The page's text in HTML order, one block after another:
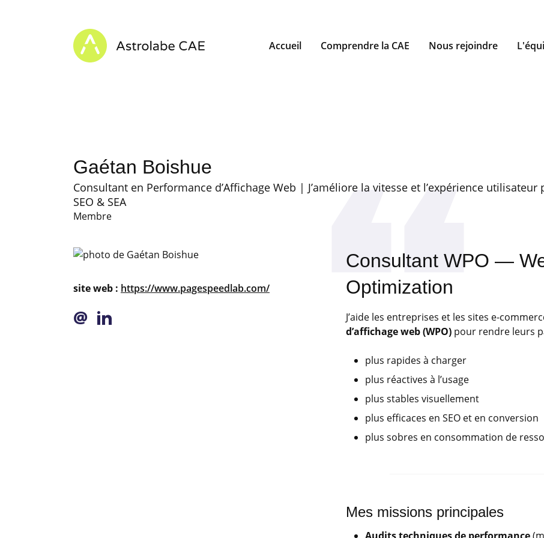
Astrolabe CAE - Home
Accueil Comprendre la CAE Nous rejoindre
Gaétan Boishue
Consultant en Performance d’Affichage Web | J’améliore la vitesse et l’expérience
SEO & SEA
Membre
site web : https://www.pagespeedlab.com/
@
Consultant WPO —
Optimization
J’aide les entreprises et les sites e-
d’affichage web (WPO) pour rendre leurs
plus rapides à charger
plus réactives à l’usage
plus stables visuellement
plus efficaces en SEO et en conversion
plus sobres en consommation de
Mes missions principales